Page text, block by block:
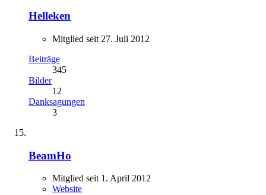
Helleken
Mitglied seit 27. Juli 2012
Beiträge
345
Bilder
12
Danksagungen
3
BeamHo
Mitglied seit 1. April 2012
Website